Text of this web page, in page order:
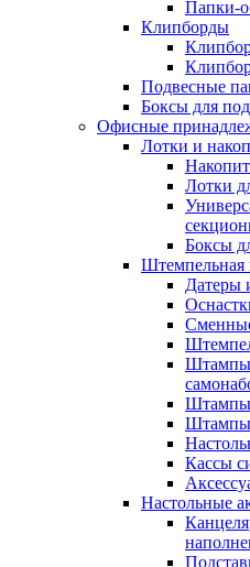
Папки-
Клипборды
Подвесные
Боксы для
Офисные
Лотки и
Лотки
Боксы
Штемпельная
Датеры
Штампы
Штампы
Штампы
Кассы
Настольные